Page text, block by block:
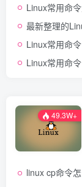
Linux常用命
最新整理的
Linux常用命令
Linux常用命令
49.3W+
linux cp命令